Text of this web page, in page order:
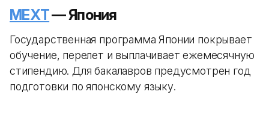
MEXT— Япония
Государственная программа Японии покрывает
обучение, перелет и выплачивает ежемесячную
стипендию. Для бакалавров предусмотрен год
подготовки по японскому языку.